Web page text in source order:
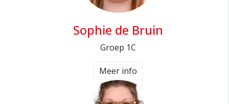
Sophie de Bruin
Groep 1C
Meer info